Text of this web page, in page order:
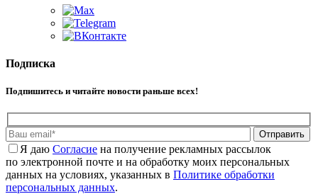
Подписка
Подпишитесь и читайте новости раньше всех!
Отправить
Я даю Cогласие на получение рекламных рассылок
по электронной почте и на обработку моих персональных
данных на условиях, указанных в Политике обработки
персональных данных.